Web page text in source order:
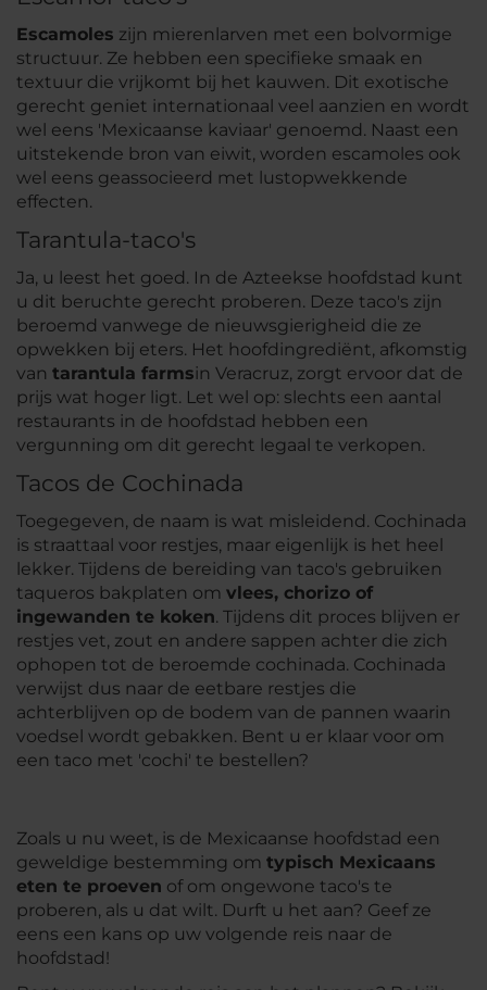
Escamoles zijn mierenlarven met een bolvormige
structuur. Ze hebben een specifieke smaak en
textuur die vrijkomt bij het kauwen. Dit exotische
gerecht geniet internationaal veel aanzien en wordt
wel eens 'Mexicaanse kaviaar' genoemd. Naast een
uitstekende bron van eiwit, worden escamoles ook
wel eens geassocieerd met lustopwekkende
effecten.
Tarantula-taco's
Ja, u leest het goed. In de Azteekse hoofdstad kunt
u dit beruchte gerecht proberen. Deze taco's zijn
beroemd vanwege de nieuwsgierigheid die ze
opwekken bij eters. Het hoofdingrediënt, afkomstig
van tarantula farmsin Veracruz, zorgt ervoor dat de
prijs wat hoger ligt. Let wel op: slechts een aantal
restaurants in de hoofdstad hebben een
vergunning om dit gerecht legaal te verkopen.
Tacos de Cochinada
Toegegeven, de naam is wat misleidend. Cochinada
is straattaal voor restjes, maar eigenlijk is het heel
lekker. Tijdens de bereiding van taco's gebruiken
taqueros bakplaten om vlees, chorizo of
ingewanden te koken. Tijdens dit proces blijven er
restjes vet, zout en andere sappen achter die zich
ophopen tot de beroemde cochinada. Cochinada
verwijst dus naar de eetbare restjes die
achterblijven op de bodem van de pannen waarin
voedsel wordt gebakken. Bent u er klaar voor om
een taco met 'cochi' te bestellen?
Zoals u nu weet, is de Mexicaanse hoofdstad een
geweldige bestemming om typisch Mexicaans
eten te proeven of om ongewone taco's te
proberen, als u dat wilt. Durft u het aan? Geef ze
eens een kans op uw volgende reis naar de
hoofdstad!